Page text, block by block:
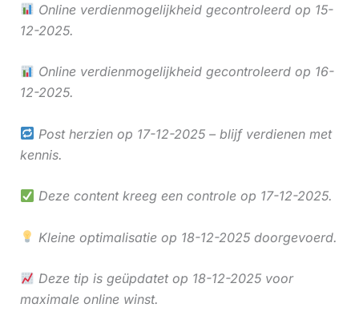
Online verdienmogelijkheid gecontroleerd op 15-
12-2025.
Online verdienmogelijkheid gecontroleerd op 16-
12-2025.
Post herzien op 17-12-2025 – blijf verdienen met
kennis.
Deze content kreeg een controle op 17-12-2025.
Kleine optimalisatie op 18-12-2025 doorgevoerd.
Deze tip is geüpdatet op 18-12-2025 voor
maximale online winst.